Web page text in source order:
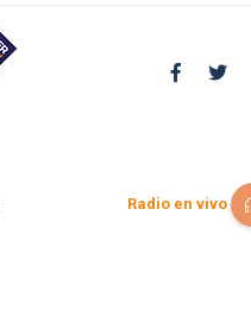
Radio en vivo